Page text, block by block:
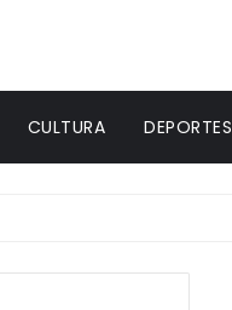
CULTURA DEPORTES